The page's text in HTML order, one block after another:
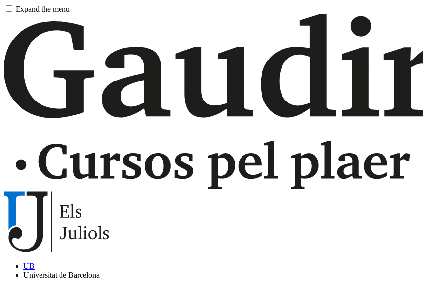
Pasar
contingut
principal
Expand the menu
UB
Universitat de Barcelona